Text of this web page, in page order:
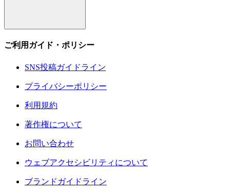
ご利用ガイド・ポリシー
SNS投稿ガイドライン
プライバシーポリシー
利用規約
著作権について
お問い合わせ
ウェブアクセシビリティについて
ブランドガイドライン